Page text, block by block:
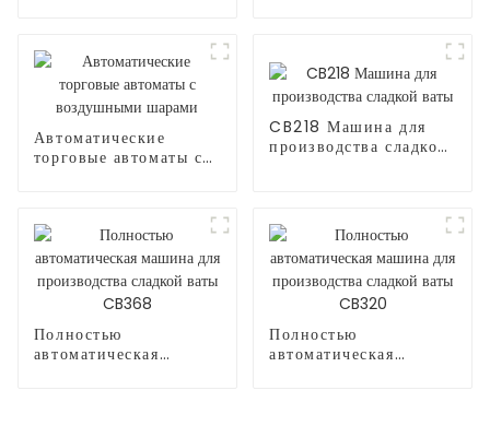
Автоматические
торговые автоматы с
CB218 Машина для
производства сладкой
Полностью
автоматическая
Полностью
автоматическая